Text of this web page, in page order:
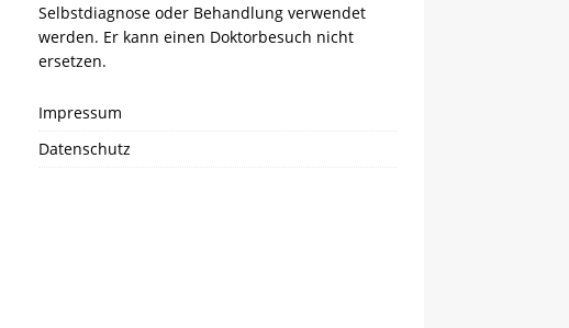
Selbstdiagnose oder Behandlung verwendet
werden. Er kann einen Doktorbesuch nicht
ersetzen.
Impressum
Datenschutz